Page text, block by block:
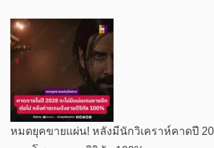
หมดยุคขายแผ่น! หลังมีนักวิเคราห์คาดปี